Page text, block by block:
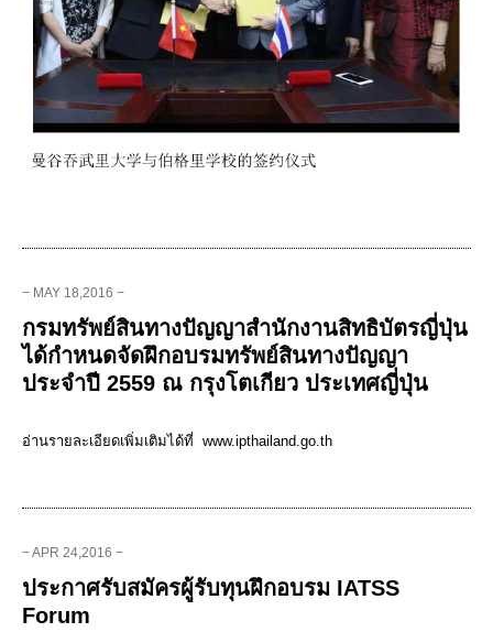
− MAY 18,2016 −
กรมทรัพย์สินทางปัญญาสำนักงานสิทธิบัตรญี่ปุ่น
ได้กำหนดจัดฝึกอบรมทรัพย์สินทางปัญญา
ประจำปี 2559 ณ กรุงโตเกียว ประเทศญี่ปุ่น
อ่านรายละเอียดเพิ่มเติมได้ที่ www.ipthailand.go.th
− APR 24,2016 −
ประกาศรับสมัครผู้รับทุนฝึกอบรม IATSS
Forum